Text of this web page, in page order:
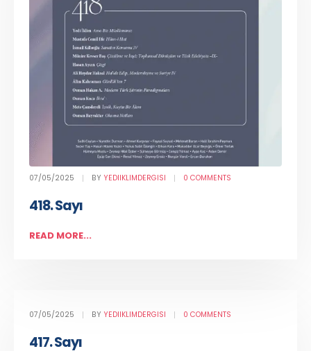
07/05/2025 BY YEDIIKLIMDERGISI 0 COMMENTS
418. Sayı
READ MORE...
07/05/2025 BYYEDIIKLIMDERGISI 0 COMMENTS
417. Sayı